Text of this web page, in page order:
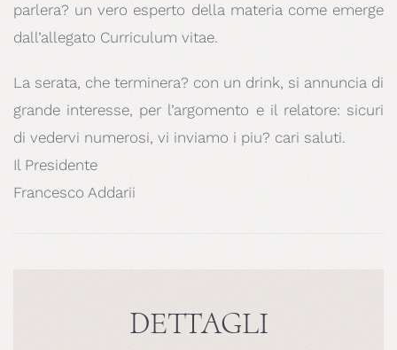
parlera? un vero esperto della materia come emerge
dall’allegato Curriculum vitae.
La serata, che terminera? con un drink, si annuncia di
grande interesse, per l’argomento e il relatore: sicuri
di vedervi numerosi, vi inviamo i piu? cari saluti.
Il Presidente
Francesco Addarii
DETTAGLI